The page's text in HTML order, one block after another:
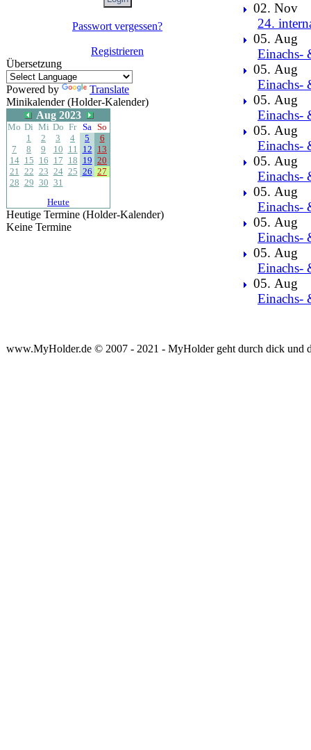
Passwort vergessen?
Registrieren
Übersetzung
Powered by
Translate
Minikalender (Holder-Kalender)
Aug 2023
Mo Di Mi Do Fr Sa So
1
2 3 4 5
6
7
8 9 10 11 12 13
14 15 16 17 18 19 20
21 22 23 24 25 26 27
28 29 30 31
Heute
Heutige Termine (Holder-Kalender)
Keine Termine
02. Nov
24.
05. Aug
Einachs-
05. Aug
Einachs-
05. Aug
Einachs-
05. Aug
Einachs-
05. Aug
Einachs-
05. Aug
Einachs-
05. Aug
Einachs-
05. Aug
Einachs-
05. Aug
Einachs-
www.MyHolder.de © 2007 - 2021 - MyHolder geht durch dick und